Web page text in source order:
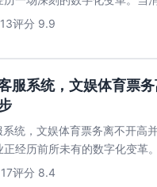
、...
评分 9.9
服系统，文娱体育票
统，文娱体育票务离不开高
经历前所未有的数字化变革
票...
评分 8.4